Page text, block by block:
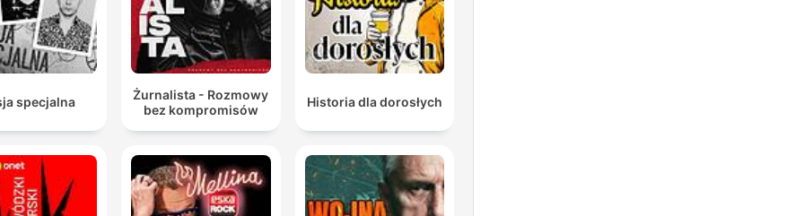
specjalna
Żurnalista - Rozmowy
bez kompromisów
Historia dla dorosłych